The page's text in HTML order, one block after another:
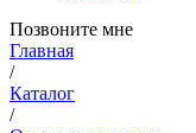
Позвоните мне
Главная
/
Каталог
/